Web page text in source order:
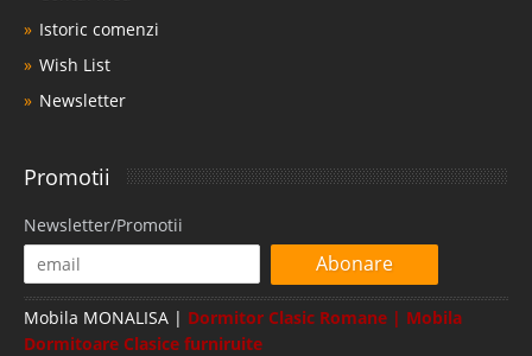
Istoric comenzi
Wish List
Newsletter
Promotii
Newsletter/Promotii
Abonare
Mobila MONALISA | Dormitor Clasic Romane | Mobila
Dormitoare Clasice furniruite